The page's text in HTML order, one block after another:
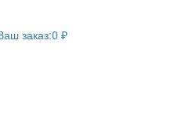
заказ:0 ₽